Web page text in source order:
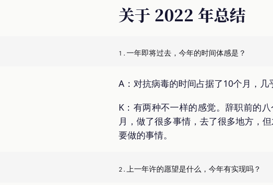
关于 2022 年总结
A：对抗病毒的时间占据了10个月，几
K：有两种不一样的感觉。辞职前的
月，做了很多事情，去了很多地方，
要做的事情。